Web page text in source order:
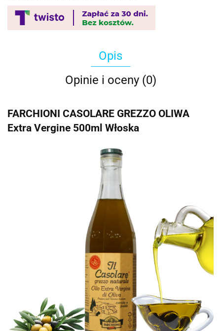
Opis
Opinie i oceny (0)
FARCHIONI CASOLARE GREZZO OLIWA
Extra Vergine 500ml Włoska